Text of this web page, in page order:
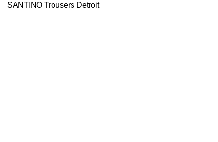
SANTINO Trousers Detroit